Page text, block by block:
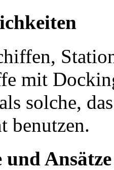
mit
solche,
benutzen.
Ansätze